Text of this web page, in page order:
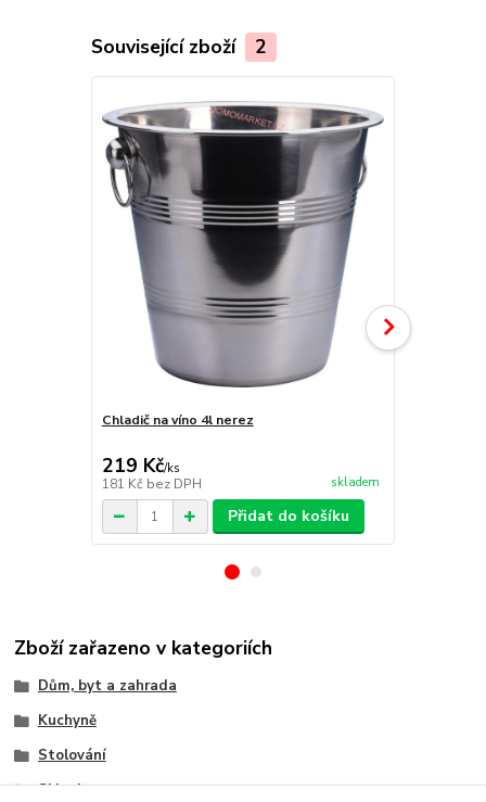
Související zboží 2
Chladič na víno 4l nerez
219 Kč/ks
181 Kč bez DPH skladem
Přidat do košíku
Zboží zařazeno v kategoriích
Dům, byt a zahrada
Kuchyně
Stolování
Sklenice